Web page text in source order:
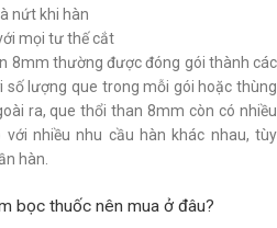
nứt khi hàn
mọi tư thế cắt
8mm thường được đóng gói thành các
số lượng que trong mỗi gói hoặc thùng
ra, que thổi than 8mm còn có nhiều
nhiều nhu cầu hàn khác nhau, tùy
hàn.
bọc thuốc nên mua ở đâu?